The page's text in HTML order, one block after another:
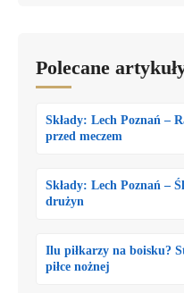
Polecane
Składy: Lech Poznań –
przed meczem
Składy: Lech Poznań –
drużyn
Ilu piłkarzy na boisku?
piłce nożnej